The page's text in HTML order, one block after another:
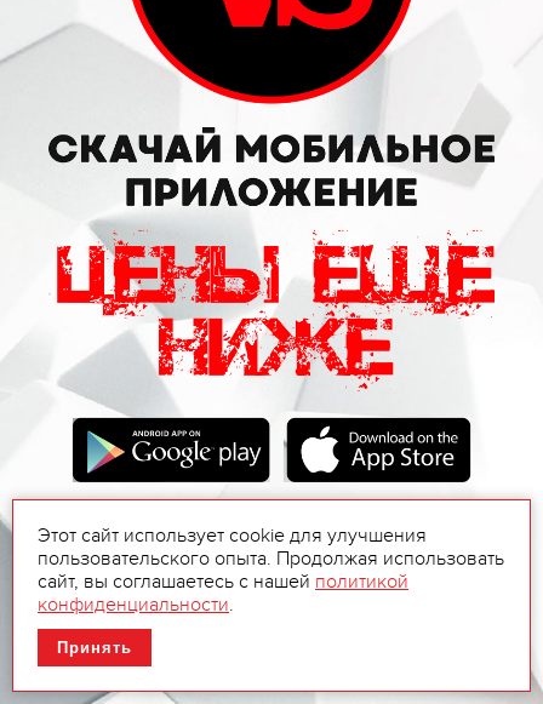
Этот сайт использует cookie для улучшения
пользовательского опыта. Продолжая использовать
сайт, вы соглашаетесь с нашей политикой
конфиденциальности.
Принять